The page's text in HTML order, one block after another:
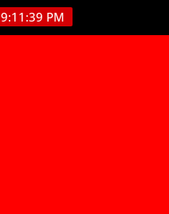
9:11:40 PM